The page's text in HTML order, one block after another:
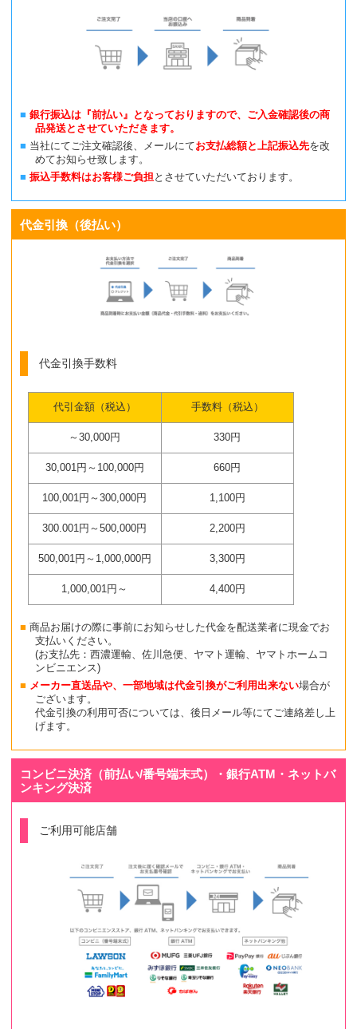
銀行振込は『前払い』となっておりますので、ご入金確認後の商
品発送とさせていただきます。
当社にてご注文確認後、メールにてお支払総額と上記振込先を改
めてお知らせ致します。
振込手数料はお客様ご負担とさせていただいております。
代金引換（後払い）
代金引換手数料
代引金額（税込） 手数料（税込）
～30,000円 330円
30,001円～100,000円 660円
100,001円～300,000円 1,100円
300.001円～500,000円 2,200円
500,001円～1,000,000円 3,300円
1,000,001円～ 4,400円
商品お届けの際に事前にお知らせした代金を配送業者に現金でお
支払いください。
(お支払先：西濃運輸、佐川急便、ヤマト運輸、ヤマトホームコ
ンビニエンス)
メーカー直送品や、一部地域は代金引換がご利用出来ない場合が
ございます。
代金引換の利用可否については、後日メール等にてご連絡差し上
げます。
コンビニ決済（前払い/番号端末式）・銀行ATM・ネットバ
ンキング決済
ご利用可能店舗